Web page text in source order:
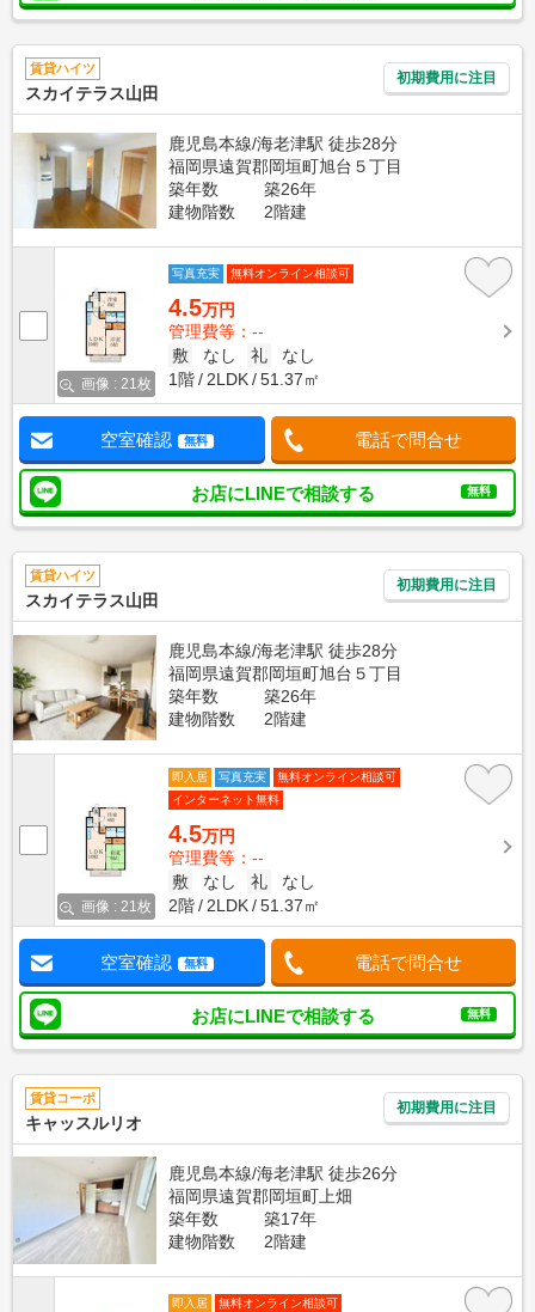
賃貸ハイツ
スカイテラス山田
初期費用に注目
鹿児島本線/海老津駅 徒歩28分
福岡県遠賀郡岡垣町旭台５丁目
築年数
築26年
建物階数
2階建
画像 : 21枚
写真充実 無料オンライン相談可
4.5万円
管理費等：--
敷
なし 礼
なし
1階
2LDK 51.37㎡
空室確認 無料 電話で問合せ
お店にLINEで相談する 無料
賃貸ハイツ
スカイテラス山田
初期費用に注目
鹿児島本線/海老津駅 徒歩28分
福岡県遠賀郡岡垣町旭台５丁目
築年数
築26年
建物階数
2階建
画像 : 21枚
即入居 写真充実
無料オンライン相談可
インターネット無料
4.5万円
管理費等：--
敷
なし 礼
なし
2階
2LDK 51.37㎡
空室確認 無料 電話で問合せ
お店にLINEで相談する 無料
賃貸コーポ
キャッスルリオ
初期費用に注目
鹿児島本線/海老津駅 徒歩26分
福岡県遠賀郡岡垣町上畑
築年数
築17年
建物階数
2階建
即入居 無料オンライン相談可